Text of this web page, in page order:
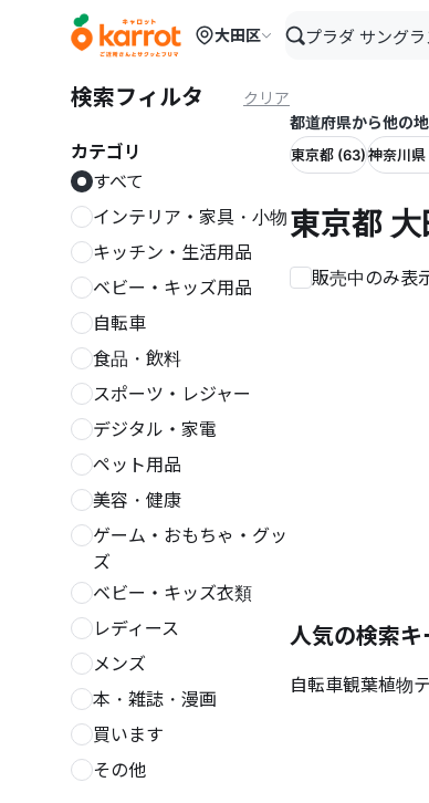
メインコンテンツにスキップ
大田区
検索フィルタ クリア
カテゴリ
すべて
インテリア・家具・小物
キッチン・生活用品
ベビー・キッズ用品
自転車
食品・飲料
スポーツ・レジャー
デジタル・家電
ペット用品
美容・健康
ゲーム・おもちゃ・グッ
ズ
ベビー・キッズ衣類
レディース
メンズ
本・雑誌・漫画
買います
その他
都道府県から他の
東京都 (63)神奈川
東京都
販売中のみ表
人気の検索キ
自転車観葉植物